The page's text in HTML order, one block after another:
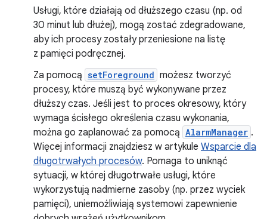
Usługi, które działają od dłuższego czasu (np. od
30 minut lub dłużej), mogą zostać zdegradowane,
aby ich procesy zostały przeniesione na listę
z pamięci podręcznej.
Za pomocą setForeground możesz tworzyć
procesy, które muszą być wykonywane przez
dłuższy czas. Jeśli jest to proces okresowy, który
wymaga ścisłego określenia czasu wykonania,
można go zaplanować za pomocą AlarmManager .
Więcej informacji znajdziesz w artykule Wsparcie dla
długotrwałych procesów. Pomaga to uniknąć
sytuacji, w której długotrwałe usługi, które
wykorzystują nadmierne zasoby (np. przez wyciek
pamięci), uniemożliwiają systemowi zapewnienie